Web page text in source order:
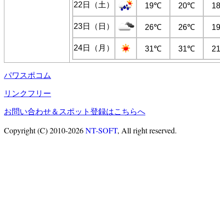
22日（土） 19℃ 20℃
23日（日） 26℃ 26℃
24日（月） 31℃ 31℃
パワスポコム
リンクフリー
お問い合わせ＆スポット登録はこちらへ
Copyright (C) 2010-2026NT-SOFT, All right reserved.